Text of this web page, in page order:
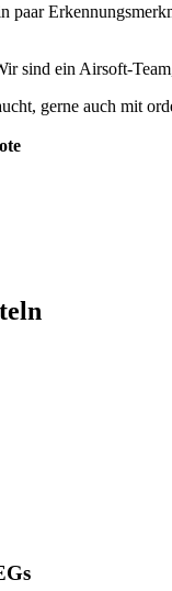
paar
sind ein Airsoft-
gerne auch mit